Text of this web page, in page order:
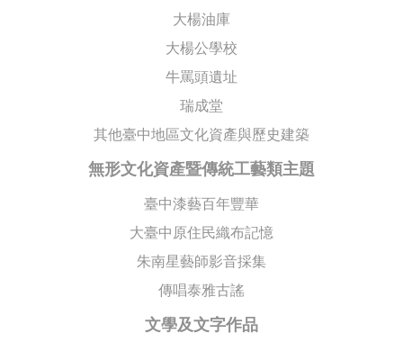
大楊油庫
大楊公學校
牛罵頭遺址
瑞成堂
其他臺中地區文化資產與歷史建築
無形文化資產暨傳統工藝類主題
臺中漆藝百年豐華
大臺中原住民織布記憶
朱南星藝師影音採集
傳唱泰雅古謠
文學及文字作品